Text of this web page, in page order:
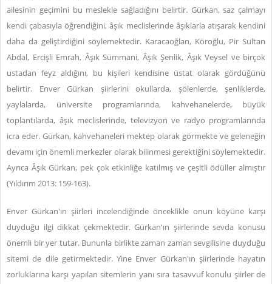
ailesinin geçimini bu meslekle sağladığını belirtir. Gürkan, saz çalmayı
kendi çabasıyla öğrendiğini, âşık meclislerinde âşıklarla atışarak kendini
daha da geliştirdiğini söylemektedir. Karacaoğlan, Köroğlu, Pir Sultan
Abdal, Ercişli Emrah, Âşık Sümmani, Âşık Şenlik, Âşık Veysel ve birçok
ustadan feyz aldığını, bu kişileri kendisine üstat olarak gördüğünü
belirtir. Enver Gürkan şiirlerini okullarda, şölenlerde, şenliklerde,
yaylalarda, üniversite programlarında, kahvehanelerde, büyük
toplantılarda, âşık meclislerinde, televizyon ve radyo programlarında
icra eder. Gürkan, kahvehaneleri mektep olarak görmekte ve geleneğin
devamı için önemli merkezler olarak bilinmesi gerektiğini söylemektedir.
Ayrıca Âşık Gürkan, pek çok etkinliğe katılmış ve çeşitli ödüller almıştır
(Yıldırım 2013: 159-163).
Enver Gürkan'ın şiirleri incelendiğinde önceklikle onun köyüne karşı
duyduğu ilgi dikkat çekmektedir. Gürkan'ın şiirlerinde sevda konusu
önemli bir yer tutar. Bununla birlikte zaman zaman sevgilisine duyduğu
sitemi de dile getirmektedir. Yine Enver Gürkan'ın şiirlerinde hayatın
zorluklarına karşı yapılan sitemlerin yanı sıra tasavvuf konulu şiirler de